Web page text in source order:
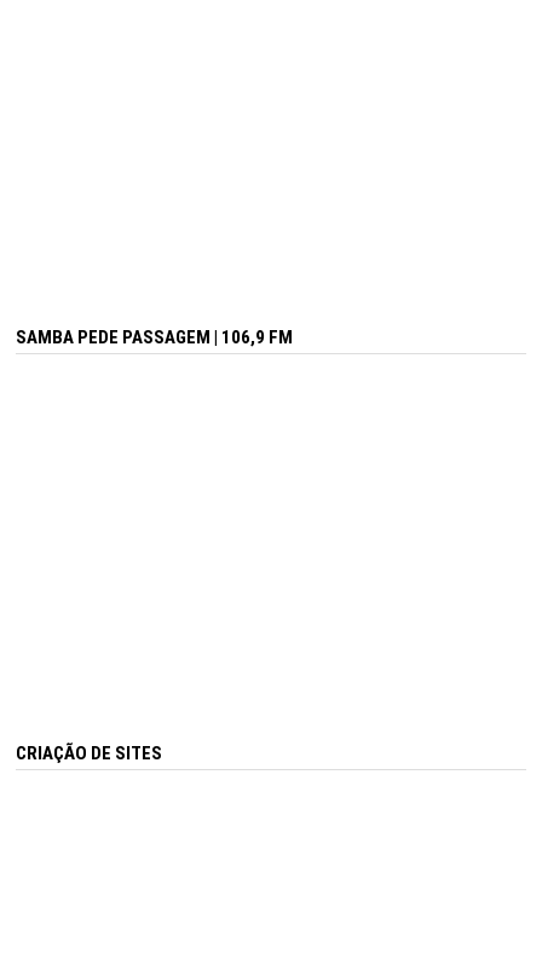
SAMBA PEDE PASSAGEM | 106,9 FM
CRIAÇÃO DE SITES